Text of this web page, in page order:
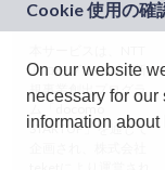
ドコモグループの新
規事業創出プログラ
ム「docomo
STARTUP」を通じて
On our website
necessary for
information